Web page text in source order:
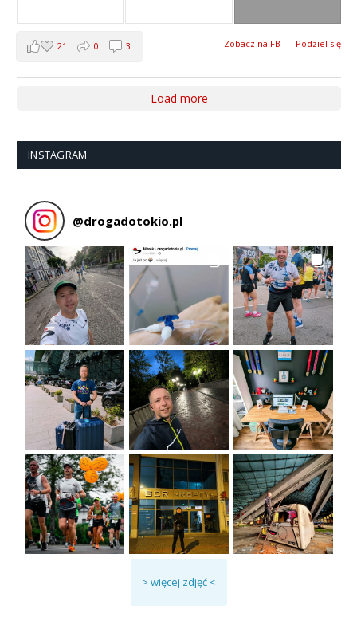
Zobacz na FB · Podziel się
21 0 3
Load more
INSTAGRAM
@drogadotokio.pl
> więcej zdjęć <